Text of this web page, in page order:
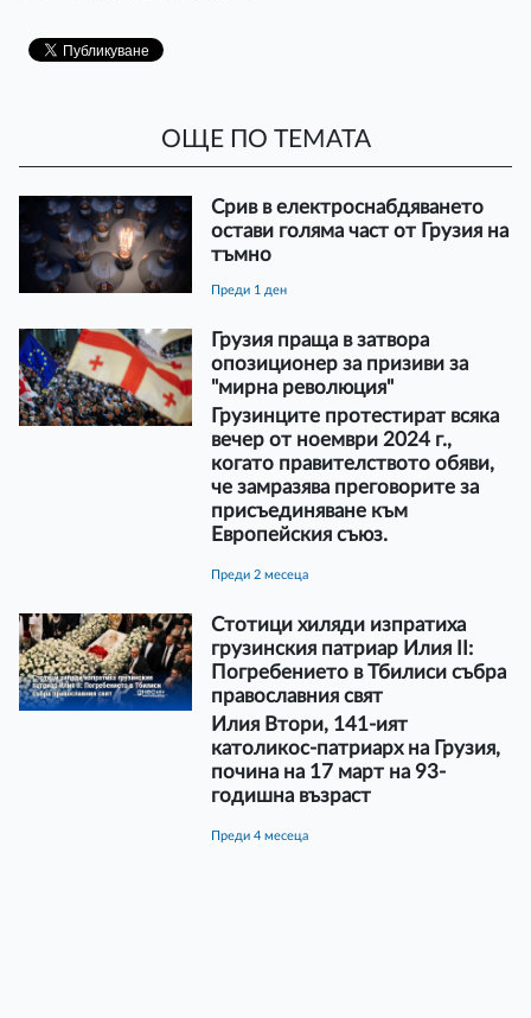
ОЩЕ ПО ТЕМАТА
Срив в електроснабдяването
остави голяма част от Грузия на
тъмно
преди 1 ден
Грузия праща в затвора
опозиционер за призиви за
"мирна революция"
Грузинците протестират всяка
вечер от ноември 2024 г.,
когато правителството обяви,
че замразява преговорите за
присъединяване към
Европейския съюз.
преди 2 месеца
Стотици хиляди изпратиха
грузинския патриар Илия II:
Погребението в Тбилиси събра
православния свят
Илия Втори, 141-ият
католикос-патриарх на Грузия,
почина на 17 март на 93-
годишна възраст
преди 4 месеца